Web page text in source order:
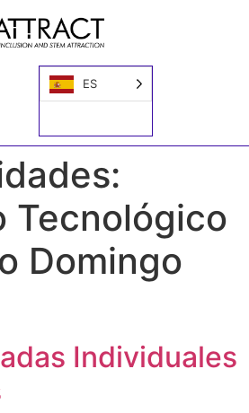
ES
Tecnológico
Domingo
Individuales